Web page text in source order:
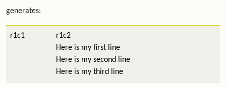
generates:
r1c1
r1c2
Here is my first line
Here is my second line
Here is my third line